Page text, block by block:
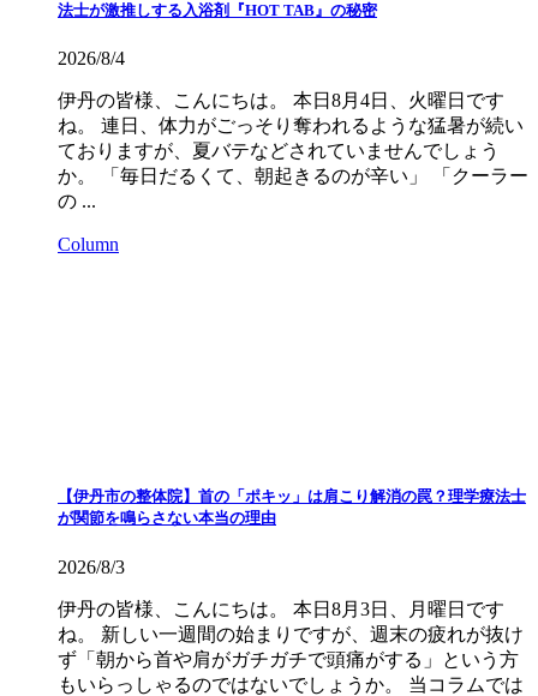
法士が激推しする入浴剤『HOT TAB』の秘密
2026/8/4
伊丹の皆様、こんにちは。 本日8月4日、火曜日です
ね。 連日、体力がごっそり奪われるような猛暑が続い
ておりますが、夏バテなどされていませんでしょう
か。 「毎日だるくて、朝起きるのが辛い」 「クーラー
の ...
Column
【伊丹市の整体院】首の「ポキッ」は肩こり解消の罠？理学療法士
が関節を鳴らさない本当の理由
2026/8/3
伊丹の皆様、こんにちは。 本日8月3日、月曜日です
ね。 新しい一週間の始まりですが、週末の疲れが抜け
ず「朝から首や肩がガチガチで頭痛がする」という方
もいらっしゃるのではないでしょうか。 当コラムでは